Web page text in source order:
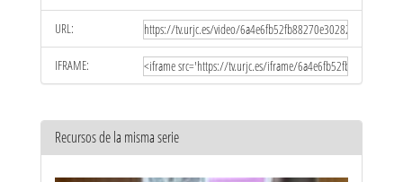
URL:
IFRAME:
Recursos de la misma serie